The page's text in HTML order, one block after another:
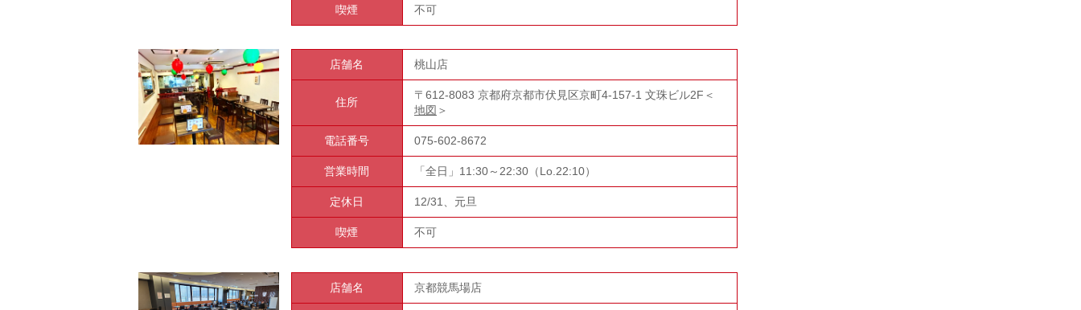
喫煙 不可
店舗名 桃山店
住所
〒612-8083 京都府京都市伏見区京町4-157-1 文珠ビル2F＜
地図 ＞
電話番号 075-602-8672
営業時間 「全日」11:30～22:30（Lo.22:10）
定休日 12/31、元旦
喫煙 不可
店舗名 京都競馬場店